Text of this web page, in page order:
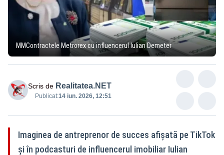
MMContractele Metrorex cu influencerul Iulian Demeter
Scris de Realitatea.NET
Publicat:14 iun. 2026, 12:51
Imaginea de antreprenor de succes afișată pe TikTok
și în podcasturi de influencerul imobiliar Iulian